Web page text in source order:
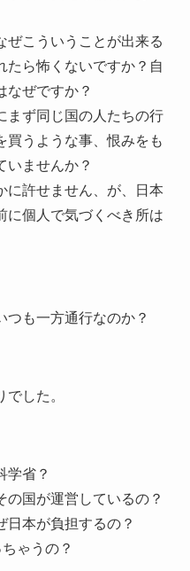
ぜこういうことが出来る
たら怖くないですか？自
なぜですか？
まず同じ国の人たちの行
買うような事、恨みをも
いませんか？
に許せません、が、日本
に個人で気づくべき所は
つも一方通行なのか？
した。
学省？
の国が運営しているの？
日本が負担するの？
ゃうの？